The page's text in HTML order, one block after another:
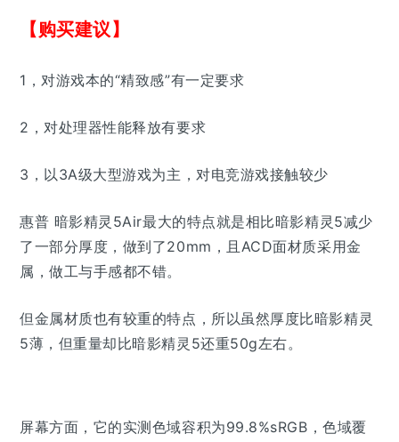
【购买建议】
1，对游戏本的“精致感”有一定要求
2，对处理器性能释放有要求
3，以3A级大型游戏为主，对电竞游戏接触较少
惠普 暗影精灵5Air最大的特点就是相比暗影精灵5减少
了一部分厚度，做到了20mm，且ACD面材质采用金
属，做工与手感都不错。
但金属材质也有较重的特点，所以虽然厚度比暗影精灵
5薄，但重量却比暗影精灵5还重50g左右。
屏幕方面，它的实测色域容积为99.8%sRGB，色域覆